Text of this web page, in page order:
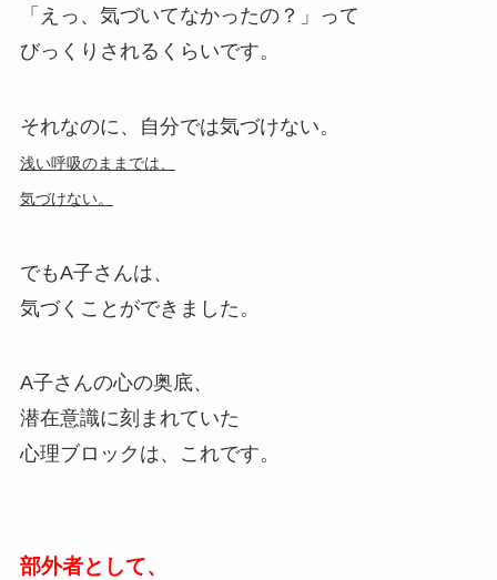
「えっ、気づいてなかったの？」って
びっくりされるくらいです。
それなのに、自分では気づけない。
浅い呼吸のままでは、
気づけない。
でもA子さんは、
気づくことができました。
A子さんの心の奥底、
潜在意識に刻まれていた
心理ブロックは、これです。
部外者として、